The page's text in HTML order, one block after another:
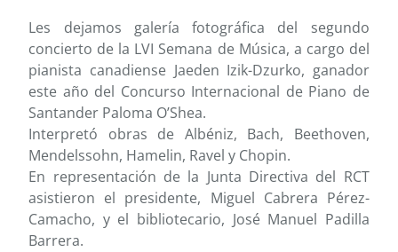
Les dejamos galería fotográfica del segundo
concierto de la LVI Semana de Música, a cargo del
pianista canadiense Jaeden Izik-Dzurko, ganador
este año del Concurso Internacional de Piano de
Santander Paloma O’Shea.
Interpretó obras de Albéniz, Bach, Beethoven,
Mendelssohn, Hamelin, Ravel y Chopin.
En representación de la Junta Directiva del RCT
asistieron el presidente, Miguel Cabrera Pérez-
Camacho, y el bibliotecario, José Manuel Padilla
Barrera.